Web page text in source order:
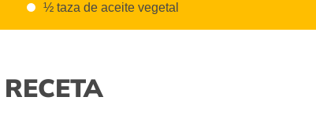
½ taza de aceite vegetal